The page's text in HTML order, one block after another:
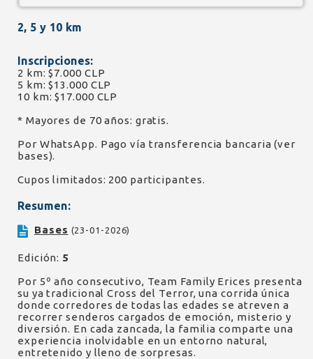
2, 5 y 10 km
Inscripciones:
2 km: $7.000 CLP
5 km: $13.000 CLP
10 km: $17.000 CLP
* Mayores de 70 años: gratis.
Por WhatsApp. Pago vía transferencia bancaria (ver
bases).
Cupos limitados: 200 participantes.
Resumen:
Bases (23-01-2026)
Edición: 5
Por 5º año consecutivo, Team Family Erices presenta
su ya tradicional Cross del Terror, una corrida única
donde corredores de todas las edades se atreven a
recorrer senderos cargados de emoción, misterio y
diversión. En cada zancada, la familia comparte una
experiencia inolvidable en un entorno natural,
entretenido y lleno de sorpresas.